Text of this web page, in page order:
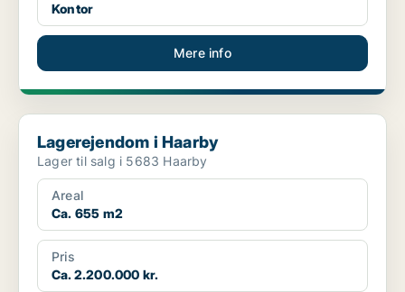
Kontor
Mere info
Lagerejendom i Haarby
Lagerejendom i Haarby
Lager til salg i 5683 Haarby
Areal
Ca. 655 m2
Pris
Ca. 2.200.000 kr.